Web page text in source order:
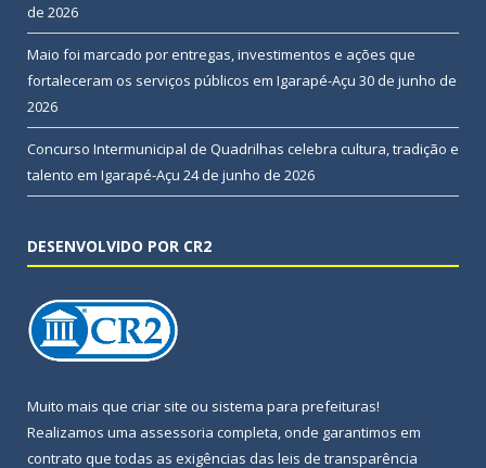
de 2026
Maio foi marcado por entregas, investimentos e ações que
fortaleceram os serviços públicos em Igarapé-Açu 30 de junho de
2026
Concurso Intermunicipal de Quadrilhas celebra cultura, tradição e
talento em Igarapé-Açu 24 de junho de 2026
DESENVOLVIDO POR CR2
Muito mais que criar site ou sistema para prefeituras!
Realizamos uma assessoria completa, onde garantimos em
contrato que todas as exigências das leis de transparência